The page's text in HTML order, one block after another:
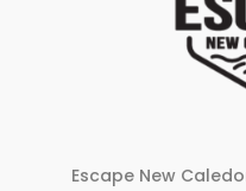
Escape New